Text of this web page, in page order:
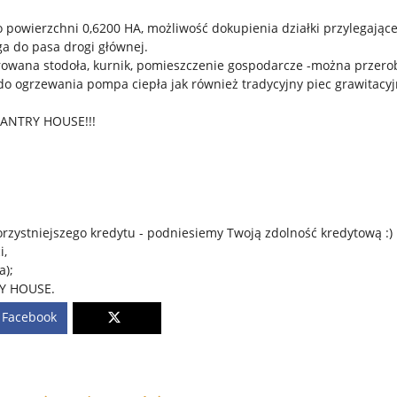
0,6200 HA, możliwość dokupienia działki
do pasa drogi głównej.
stodoła, kurnik, pomieszczenie gospodarcze -można
ogrzewania pompa ciepła jak również tradycyjny piec
HOUSE!!!
kredytu - podniesiemy Twoją zdolność kredytową :)
HOUSE.